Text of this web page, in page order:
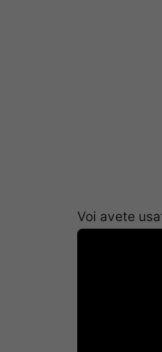
Voi avete